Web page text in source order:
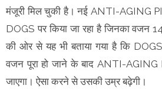
मंजूरी मिल चुकी है। नई ANTI-AGING
DOGS पर किया जा रहा है जिनका वजन
की ओर से यह भी बताया गया है कि
वजन पूरा हो जाने के बाद ANTI-AGING
जाएगा। ऐसा करने से उसकी उम्र बढ़ेगी।